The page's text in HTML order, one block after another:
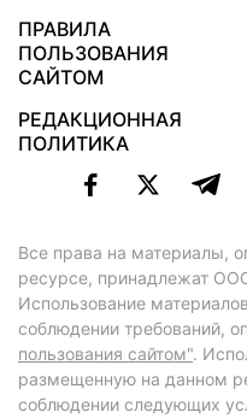
ПРАВИЛА
ПОЛЬЗОВАНИЯ
САЙТОМ
РЕДАКЦИОННАЯ
ПОЛИТИКА
Все права на материалы,
ресурсе, принадлежат
Использование
соблюдении требований,
пользования сайтом".
размещенную на данном
соблюдении следующих